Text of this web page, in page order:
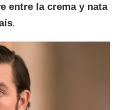
entre la crema y nata
.